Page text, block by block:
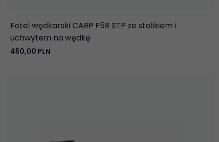
Fotel wędkarski CARP F5R STP ze stolikiem i
uchwytem na wędkę
450,00 PLN